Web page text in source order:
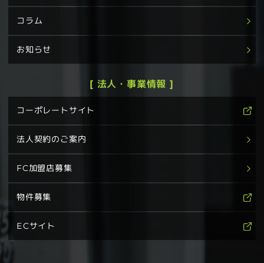
コラム
お知らせ
[ 法人・事業情報 ]
コーポレートサイト
法人契約のご案内
FC加盟店募集
物件募集
ECサイト